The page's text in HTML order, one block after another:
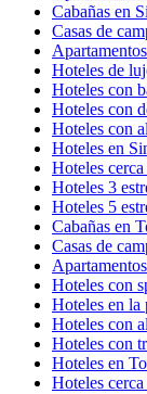
Cabañas en
Casas de
Hoteles de
Hoteles con
Hoteles con
Hoteles con
Hoteles en
Hoteles
Hoteles 3
Hoteles 5
Cabañas en
Casas de
Hoteles con
Hoteles en la
Hoteles con
Hoteles con
Hoteles en
Hoteles